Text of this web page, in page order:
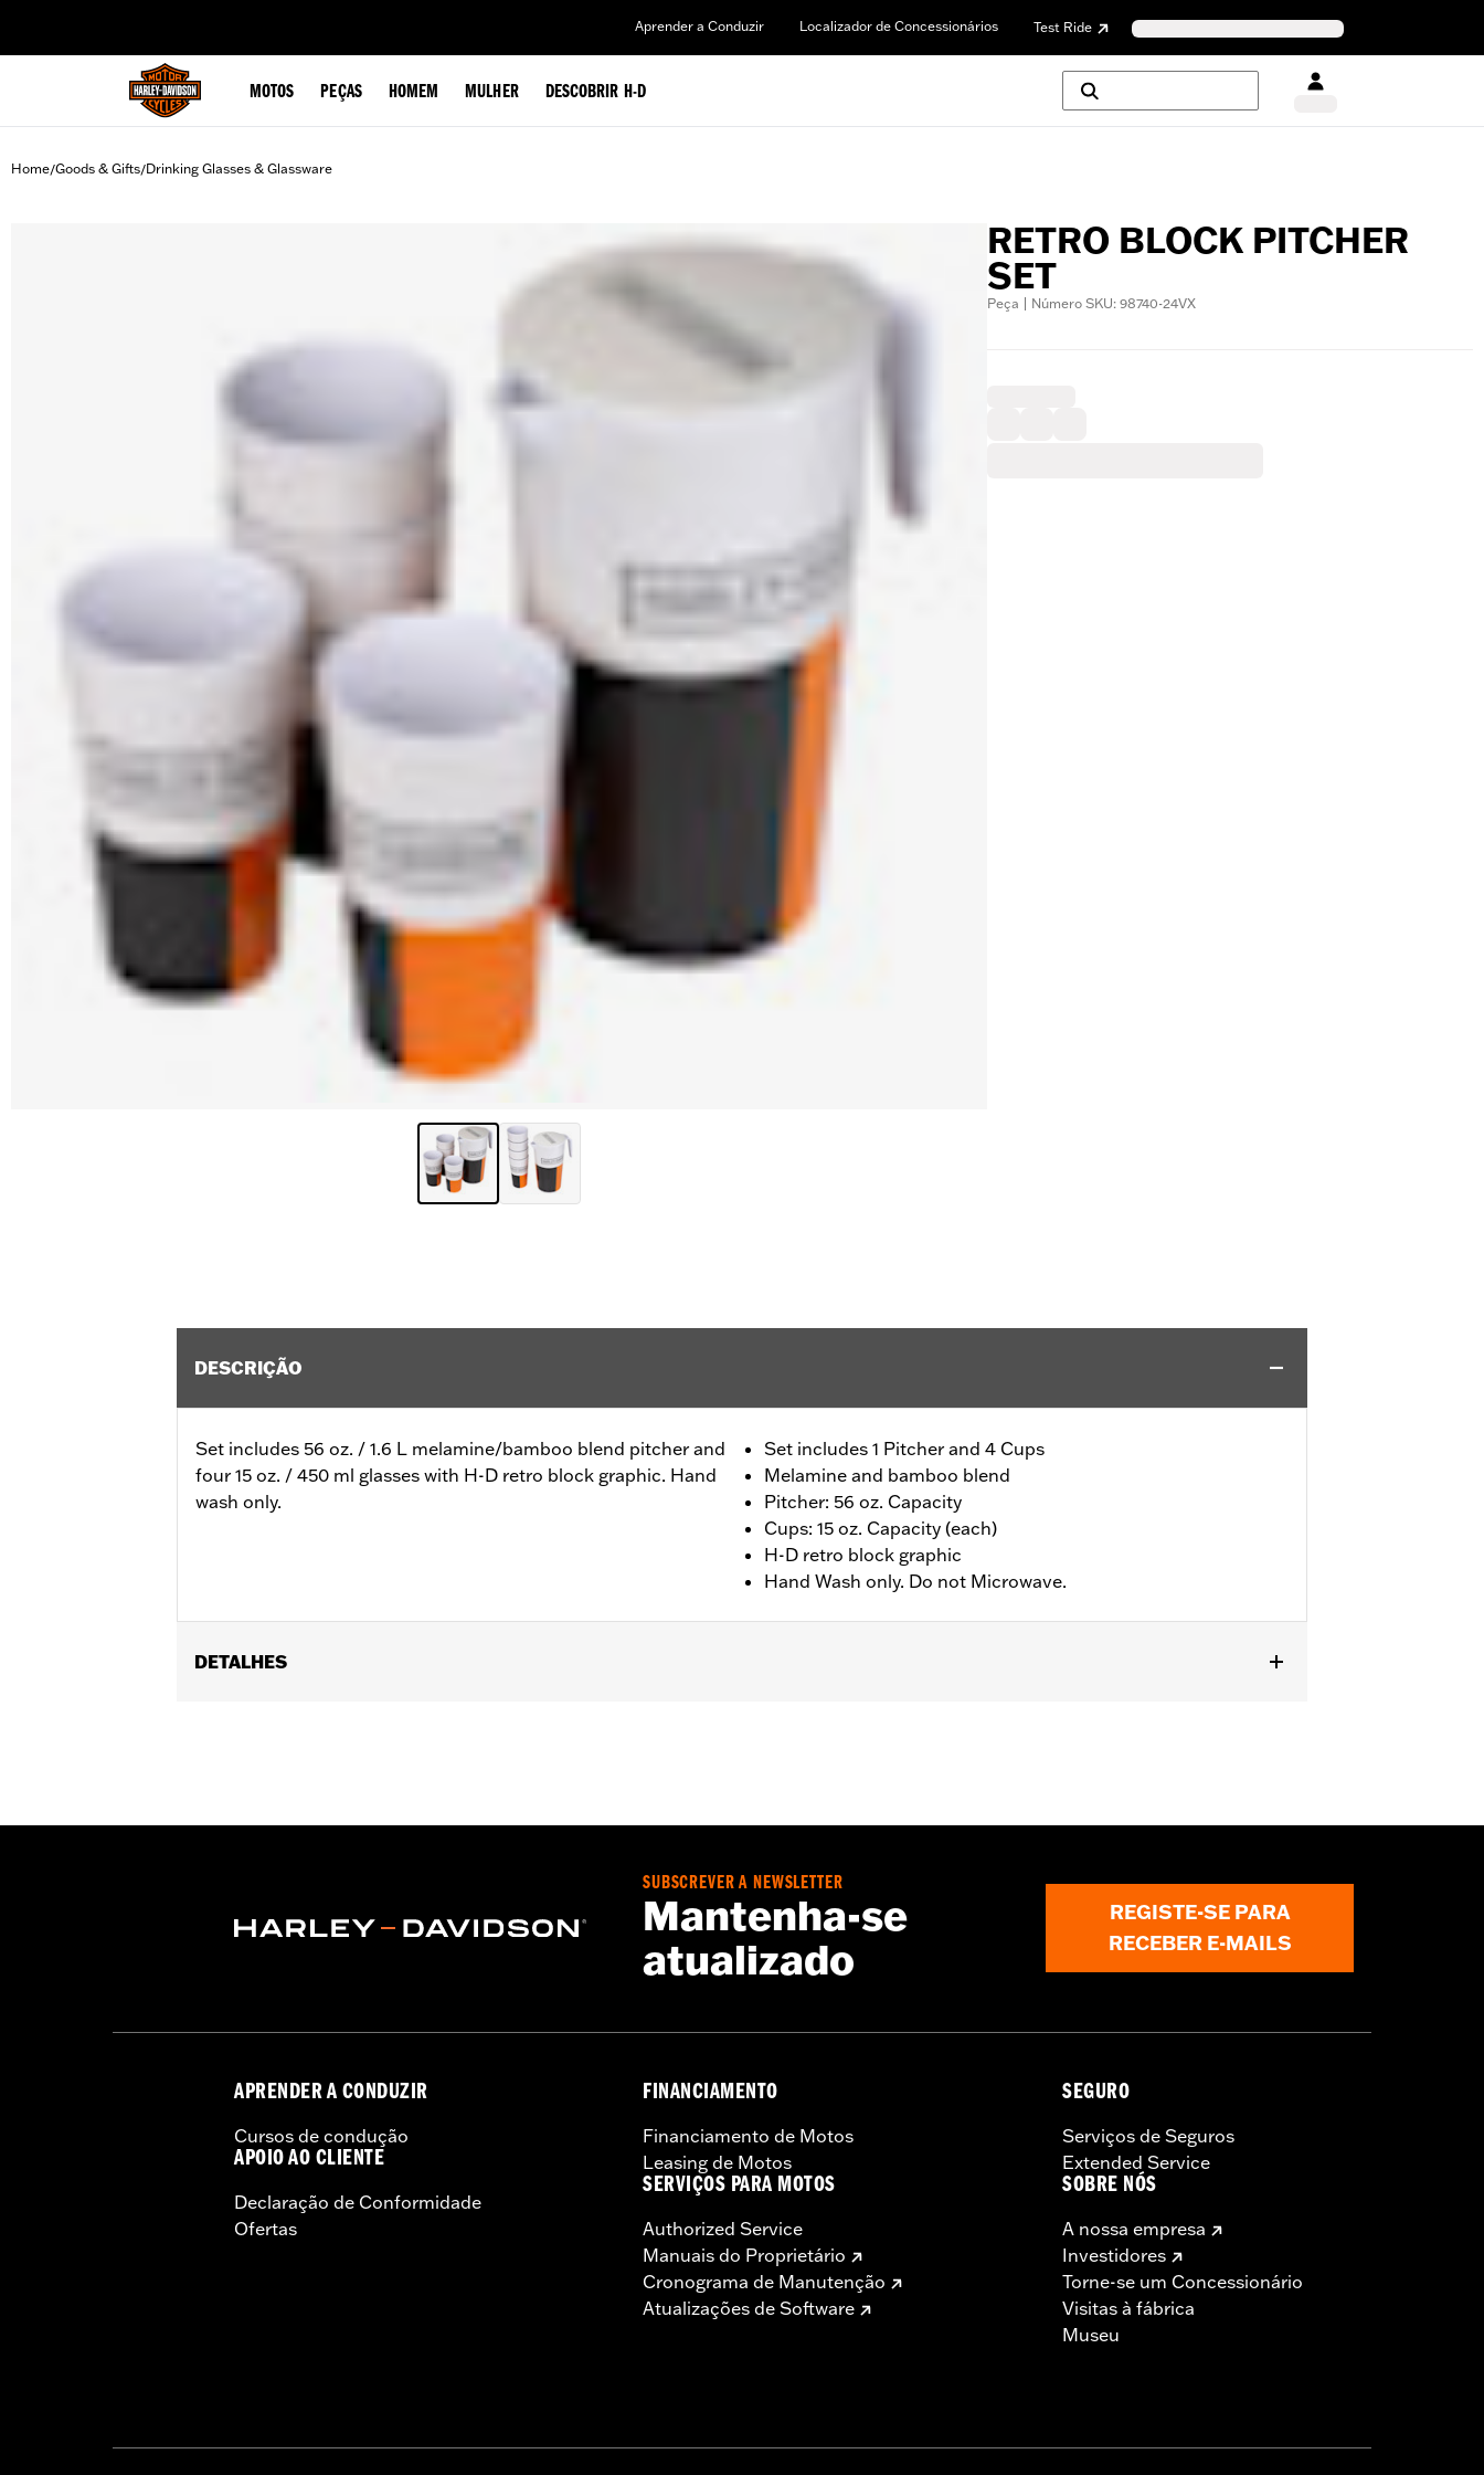
Aprender a Conduzir Localizador de Concessionários Test Ride
MOTOS PEÇAS HOMEM MULHER DESCOBRIR H-D
Home/Goods & Gifts/Drinking Glasses & Glassware
RETRO BLOCK PITCHER
SET
Peça | Número SKU: 98740-24VX
DESCRIÇÃO
Set includes 56 oz. / 1.6 L melamine/bamboo blend pitcher and
four 15 oz. / 450 ml glasses with H-D retro block graphic. Hand
wash only.
Set includes 1 Pitcher and 4 Cups
Melamine and bamboo blend
Pitcher: 56 oz. Capacity
Cups: 15 oz. Capacity (each)
H-D retro block graphic
Hand Wash only. Do not Microwave.
DETALHES
SUBSCREVER A NEWSLETTER
Mantenha-se
atualizado
REGISTE-SE PARA
RECEBER E-MAILS
APRENDER A CONDUZIR
Cursos de condução
APOIO AO CLIENTE
Declaração de Conformidade
Ofertas
FINANCIAMENTO
Financiamento de Motos
Leasing de Motos
SERVIÇOS PARA MOTOS
Authorized Service
Manuais do Proprietário
Cronograma de Manutenção
Atualizações de Software
SEGURO
Serviços de Seguros
Extended Service
SOBRE NÓS
A nossa empresa
Investidores
Torne-se um Concessionário
Visitas à fábrica
Museu